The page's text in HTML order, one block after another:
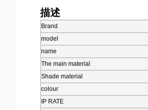
描述
Brand
model
name
The main material
Shade material
colour
IP RATE